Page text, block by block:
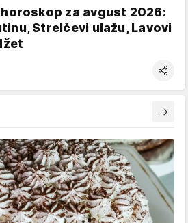
za avgust 2026:
Strelčevi ulažu, Lavovi